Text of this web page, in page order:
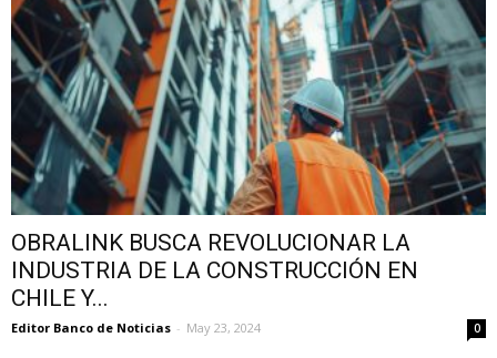
OBRALINK BUSCA REVOLUCIONAR LA
INDUSTRIA DE LA CONSTRUCCIÓN EN
CHILE Y...
Editor Banco de Noticias - May 23, 2024 0